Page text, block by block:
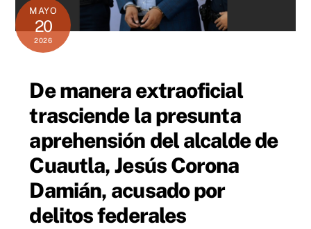
MAYO
20
2026
De manera extraoficial
trasciende la presunta
aprehensión del alcalde de
Cuautla, Jesús Corona
Damián, acusado por
delitos federales